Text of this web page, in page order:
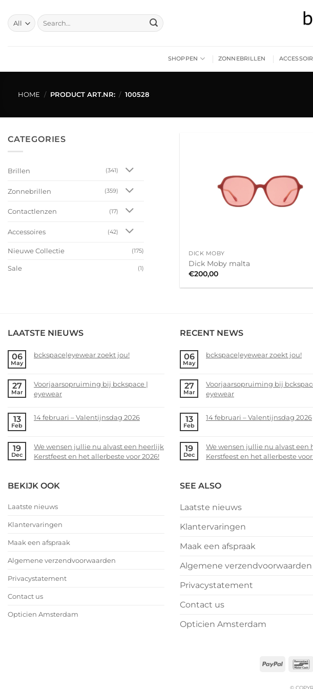
content
Search
for:
SHOPPEN ZONNEBRILLEN
HOME / PRODUCT ART.NR: / 100528
CATEGORIES
Brillen (341)
Zonnebrillen (359)
Contactlenzen (17)
Accessoires (42)
Nieuwe Collectie (175)
Sale (1)
DICK MOBY
Dick Moby malta
€200,00
LAATSTE NIEUWS
06
May
bckspace|eyewear zoekt jou!
on
bckspace|eyewear
jou!
27
Mar
Voorjaarsopruiming bij bckspace |
eyewear
Comments
bij
bckspace
13
Feb
14 februari – Valentijnsdag 2026
on
14
Valentijnsdag
19
Dec
We wensen jullie nu alvast een heerlijk
Kerstfeest en het allerbeste voor 2026!
on
wensen
nu
een
Kerstfeest
en
allerbeste
2026!
RECENT NEWS
06
May
bckspace|eyewear zoekt jou!
on
bckspace|eyewear
jou!
27
Mar
Voorjaarsopruiming bij
eyewear
Comments
bij
bckspace
13
Feb
14 februari – Valentijnsdag 2026
on
14
Valentijnsdag
19
Dec
We wensen jullie nu alvast een
Kerstfeest en het allerbeste voor
on
wensen
nu
een
Kerstfeest
het
voor
BEKIJK OOK
Laatste nieuws
Klantervaringen
Maak een afspraak
Algemene verzendvoorwaarden
Privacystatement
Contact us
Opticien Amsterdam
SEE ALSO
Laatste nieuws
Klantervaringen
Maak een afspraak
Algemene verzendvoorwaarden
Privacystatement
Contact us
Opticien Amsterdam
PayPal
©